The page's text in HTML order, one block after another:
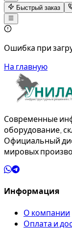
Быстрый заказ
Ошибка при
На главную
Современные
оборудование,
Официальный
мировых
Информация
О компании
Оплата и